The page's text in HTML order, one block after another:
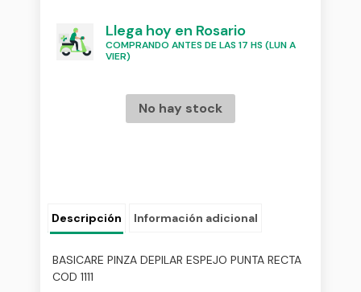
Llega hoy en Rosario
COMPRANDO ANTES DE LAS 17 HS (LUN A
VIER)
No hay stock
Descripción Información adicional
BASICARE PINZA DEPILAR ESPEJO PUNTA RECTA
COD 1111